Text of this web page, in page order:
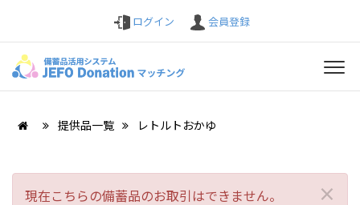
ログイン 会員登録
提供品一覧 レトルトおかゆ
×
現在こちらの備蓄品のお取引はできません。